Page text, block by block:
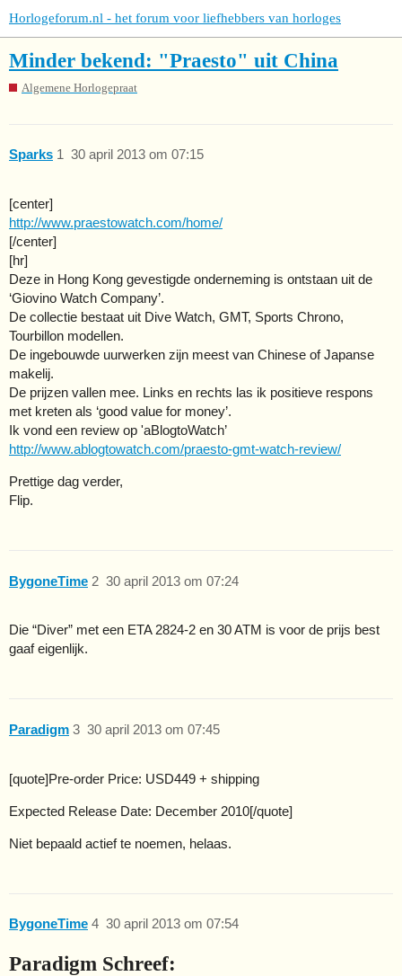
Horlogeforum.nl - het forum voor liefhebbers van horloges
Minder bekend: "Praesto" uit China
Algemene Horlogepraat
Sparks 30 april 2013 om 07:15
1
[center]
http://www.praestowatch.com/home/
[/center]
[hr]
Deze in Hong Kong gevestigde onderneming is ontstaan uit de
‘Giovino Watch Company’.
De collectie bestaat uit Dive Watch, GMT, Sports Chrono,
Tourbillon modellen.
De ingebouwde uurwerken zijn meest van Chinese of Japanse
makelij.
De prijzen vallen mee. Links en rechts las ik positieve respons
met kreten als ‘good value for money’.
Ik vond een review op 'aBlogtoWatch’
http://www.ablogtowatch.com/praesto-gmt-watch-review/
Prettige dag verder,
Flip.
BygoneTime 30 april 2013 om 07:24
2
Die “Diver” met een ETA 2824-2 en 30 ATM is voor de prijs best
gaaf eigenlijk.
Paradigm 30 april 2013 om 07:45
3
[quote]Pre-order Price: USD449 + shipping
Expected Release Date: December 2010[/quote]
Niet bepaald actief te noemen, helaas.
BygoneTime 30 april 2013 om 07:54
4
Paradigm Schreef: